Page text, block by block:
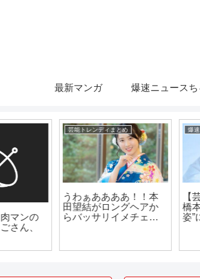
最新マンガ 爆速ニュースち
レンディまとめ
ああああ！！本
結がロングヘアか
サリイメチェン
うわ!かわい!!!!は!!!
爆速ニュースちゃんねる
【芸能】『おむすび』
橋本環奈の“黒ギャル
姿”にネット衝撃